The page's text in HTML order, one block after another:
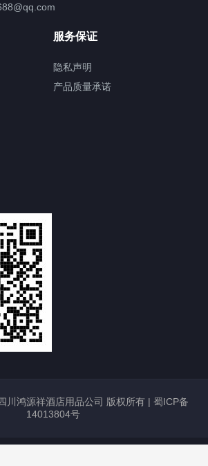
服务保证
隐私声明
产品质量承诺
川鸿源祥酒店用品公司 版权所有 | 蜀ICP备
14013804号